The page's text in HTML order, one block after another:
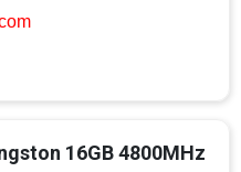
16GB 4800MHz
game PC huyền thoại gắn liền
của game thủ Việt vào những
RX 6600 XT